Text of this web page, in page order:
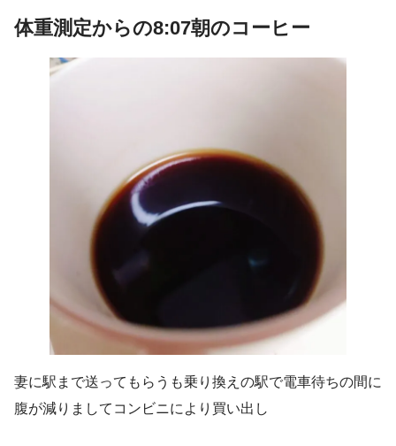
体重測定からの8:07朝のコーヒー
妻に駅まで送ってもらうも乗り換えの駅で電車待ちの間に
腹が減りましてコンビニにより買い出し